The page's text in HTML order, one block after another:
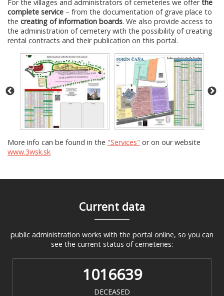
For the villages and administrators of cemeteries we offerthe
complete service – from the documentation of grave place to
the creating of information boards. We also provide access to
the administration of cemetery with the possibility of creating
rental contracts and their publication on this portal.
More info can be found in the "Services" or on our website
www.3wsk.sk
Current data
public administration works with the portal online, so you can
see the current status of cemeteries:
1016639
DECEASED